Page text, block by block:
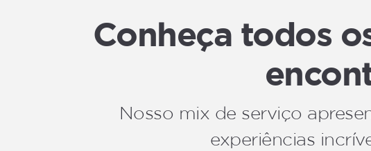
Conheça todos
Nosso mix de serviço
experiências